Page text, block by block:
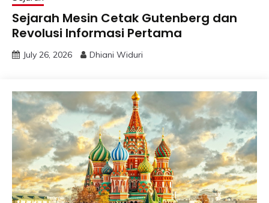
Sejarah Mesin Cetak Gutenberg dan
Revolusi Informasi Pertama
July 26, 2026 Dhiani Widuri